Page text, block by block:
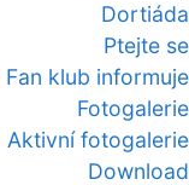
Dortiáda
Ptejte se
Fan klub informuje
Fotogalerie
Aktivní fotogalerie
Download